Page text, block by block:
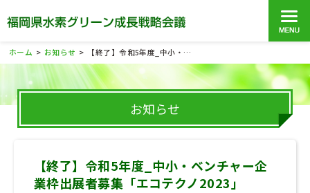
ホーム > お知らせ > 【終了】令和5年度_中小・ベンチャー企業枠出展者募集「エコテクノ2023」
お知らせ
【終了】令和5年度_中小・ベンチャー企
業枠出展者募集「エコテクノ2023」